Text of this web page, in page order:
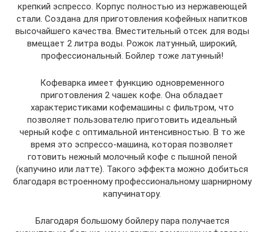
крепкий эспрессо. Корпус полностью из нержавеющей
стали. Создана для приготовления кофейных напитков
высочайшего качества. Вместительный отсек для воды
вмещает 2 литра воды. Рожок латунный, широкий,
профессиональный. Бойлер тоже латунный!
Кофеварка имеет функцию одновременного
приготовления 2 чашек кофе. Она обладает
характеристиками кофемашины с фильтром, что
позволяет пользователю приготовить идеальный
черный кофе с оптимальной интенсивностью. В то же
время это эспрессо-машина, которая позволяет
готовить нежный молочный кофе с пышной пеной
(капучино или латте). Такого эффекта можно добиться
благодаря встроенному профессиональному шарнирному
капучинатору.
Благодаря большому бойлеру пара получается